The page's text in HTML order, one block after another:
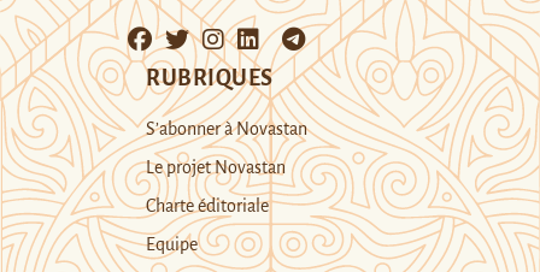
RUBRIQUES
S’abonner à Novastan
Le projet Novastan
Charte éditoriale
Equipe